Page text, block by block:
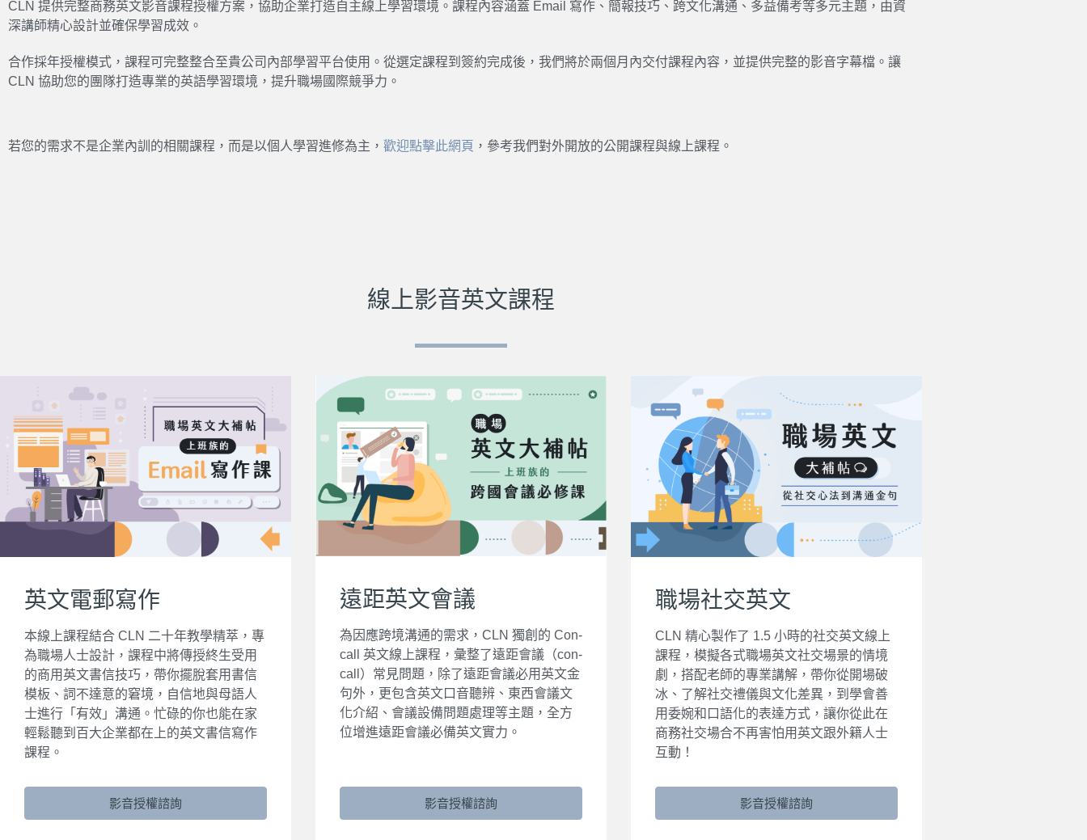
CLN 提供完整商務英文影音課程授權方案，協助企業打造自主線上學習環境。課程內容涵蓋 Email 寫作、簡報技巧、跨文化溝通、多益備考等多元主題，由資
深講師精心設計並確保學習成效。
合作採年授權模式，課程可完整整合至貴公司內部學習平台使用。從選定課程到簽約完成後，我們將於兩個月內交付課程內容，並提供完整的影音字幕檔。讓
CLN 協助您的團隊打造專業的英語學習環境，提升職場國際競爭力。
若您的需求不是企業內訓的相關課程，而是以個人學習進修為主， 歡迎點擊此網頁 ，參考我們對外開放的公開課程與線上課程。
線上影音英文課程
英文電郵寫作
本線上課程結合 CLN 二十年教學精萃，專
為職場人士設計，課程中將傳授終生受用
的商用英文書信技巧，帶你擺脫套用書信
模板、詞不達意的窘境，自信地與母語人
士進行「有效」溝通。忙碌的你也能在家
輕鬆聽到百大企業都在上的英文書信寫作
課程。
影音授權諮詢
遠距英文會議
為因應跨境溝通的需求，CLN 獨創的 Con-
call 英文線上課程，彙整了遠距會議（con-
call）常見問題，除了遠距會議必用英文金
句外，更包含英文口音聽辨、東西會議文
化介紹、會議設備問題處理等主題，全方
位增進遠距會議必備英文實力。
影音授權諮詢
職場社交英文
CLN 精心製作了 1.5 小時的社交英文線上
課程，模擬各式職場英文社交場景的情境
劇，搭配老師的專業講解，帶你從開場破
冰、了解社交禮儀與文化差異，到學會善
用委婉和口語化的表達方式，讓你從此在
商務社交場合不再害怕用英文跟外籍人士
互動！
影音授權諮詢